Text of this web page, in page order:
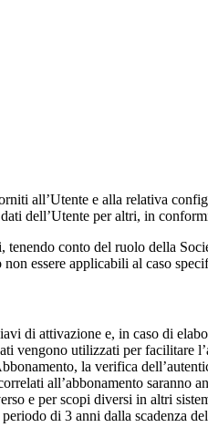
all’Utente e alla relativa
dell’Utente per altri, in
conto del ruolo della
essere applicabili al caso
di attivazione e, in caso di
vengono utilizzati per facilitare
la verifica
all’abbonamento saranno
e per scopi diversi in altri
di 3 anni dalla scadenza